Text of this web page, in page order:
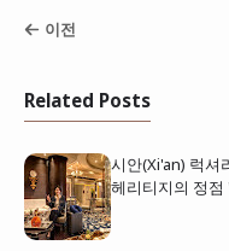
이전
Related Posts
시안(Xi'an) 럭셔
헤리티지의 정